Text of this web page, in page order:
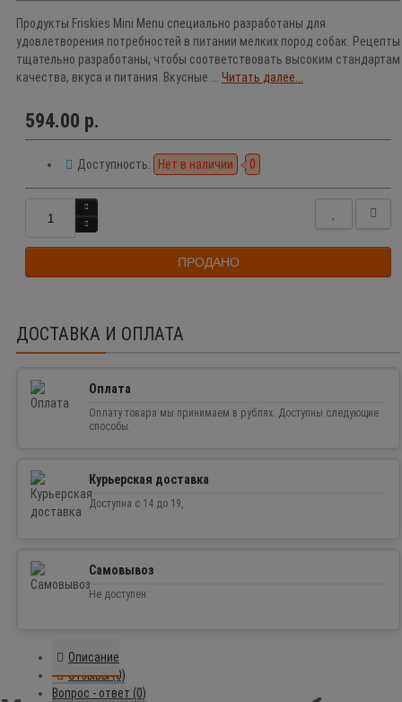
Продукты Friskies Mini Menu специально разработаны для
удовлетворения потребностей в питании мелких пород собак. Рецепты
тщательно разработаны, чтобы соответствовать высоким стандартам
качества, вкуса и питания. Вкусные ... Читать далее...
594.00 р.
Доступность: Нет в наличии 0
ПРОДАНО
ДОСТАВКА И ОПЛАТА
Оплата
Оплату товара мы принимаем в рублях. Доступны следующие
способы.
Курьерская доставка
Доступна с 14 до 19,
Самовывоз
Не доступен.
Описание
Отзывы (0)
Вопрос - ответ (0)